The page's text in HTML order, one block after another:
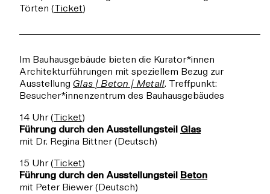
Törten ( Ticket)
Im Bauhausgebäude bieten die Kurator*innen
Architekturführungen mit speziellem Bezug zur
Ausstellung Glas | Beton | Metall. Treffpunkt:
Besucher*innenzentrum des Bauhausgebäudes
14 Uhr ( Ticket)
Führung durch den Ausstellungsteil Glas
mit Dr. Regina Bittner (Deutsch)
15 Uhr ( Ticket)
Führung durch den Ausstellungsteil Beton
mit Peter Biewer (Deutsch)